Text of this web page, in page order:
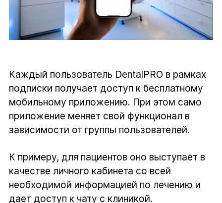
Каждый пользователь DentalPRO в рамках
подписки получает доступ к бесплатному
мобильному приложению. При этом само
приложение меняет свой функционал в
зависимости от группы пользователей.
К примеру, для пациентов оно выступает в
качестве личного кабинета со всей
необходимой информацией по лечению и
дает доступ к чату с клиникой.